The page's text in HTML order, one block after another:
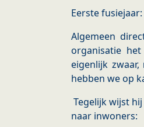
Eerste
Algemeen
organisatie
eigenlijk
hebben we op
Tegelijk wijst
naar inwoners: